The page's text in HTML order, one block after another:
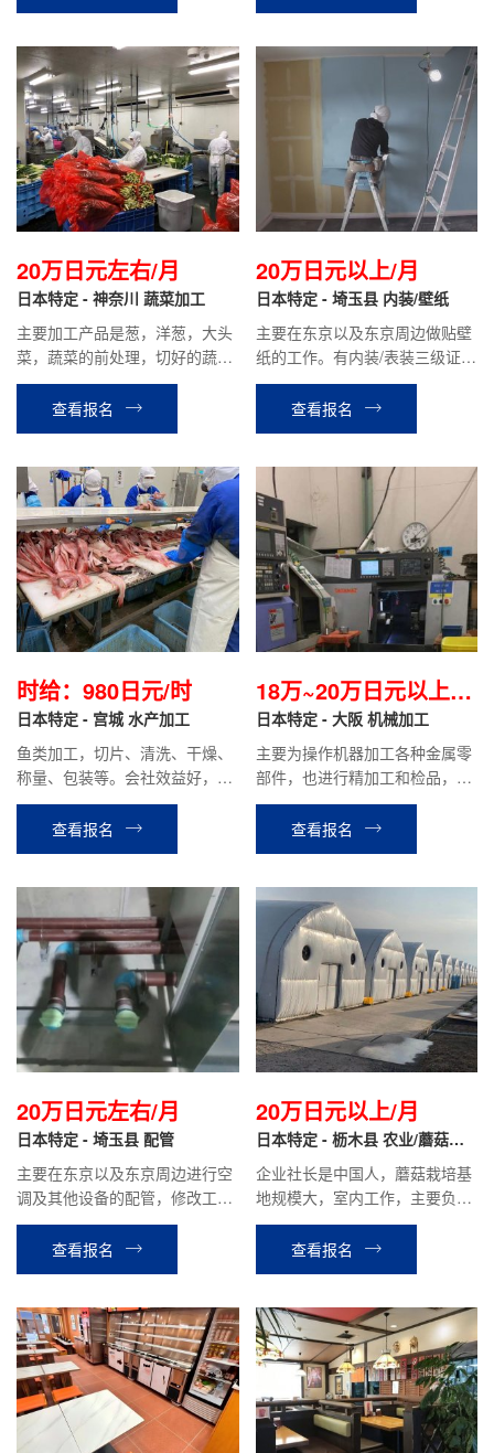
20万日元左右/月
日本特定 - 神奈川 蔬菜加工
主要加工产品是葱，洋葱，大头
菜，蔬菜的前处理，切好的蔬菜
装袋，包装，出货等工作。时给
1120日元，目前在职人员平均到
手工资20万日元左右。
查看报名
20万日元以上/月
日本特定 - 埼玉县 内装/壁纸
主要在东京以及东京周边做贴壁
纸的工作。有内装/表装三级证书
或专门级证书，没有资格证书人
员，我们会协助开具评价调书。
查看报名
时给：980日元/时
日本特定 - 宫城 水产加工
鱼类加工，切片、清洗、干燥、
称量、包装等。会社效益好，加
班多，时给980日元/时。
查看报名
18万~20万日元以上/
月
日本特定 - 大阪 机械加工
主要为操作机器加工各种金属零
部件，也进行精加工和检品，小
件比较多。
查看报名
20万日元左右/月
日本特定 - 埼玉县 配管
主要在东京以及东京周边进行空
调及其他设备的配管，修改工
作。
查看报名
20万日元以上/月
日本特定 - 枥木县 农业/蘑菇种
企业社长是中国人，蘑菇栽培基
地规模大，室内工作，主要负责
蘑菇的栽培，采摘，包装等工
作，待遇好。
查看报名